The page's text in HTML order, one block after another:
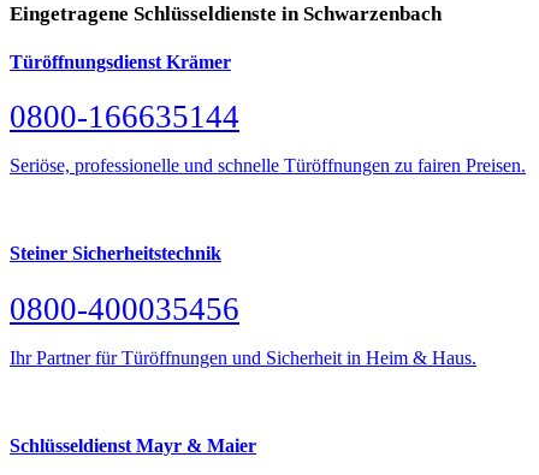
Eingetragene Schlüsseldienste in Schwarzenbach
Türöffnungsdienst Krämer
0800-166635144
Seriöse, professionelle und schnelle Türöffnungen zu fairen Preisen.
Steiner Sicherheitstechnik
0800-400035456
Ihr Partner für Türöffnungen und Sicherheit in Heim & Haus.
Schlüsseldienst Mayr & Maier